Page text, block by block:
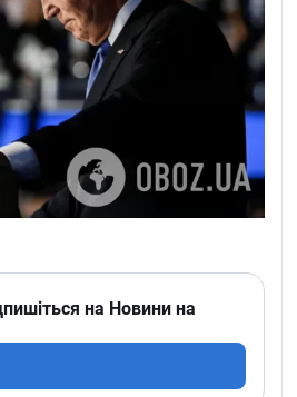
на Новини на